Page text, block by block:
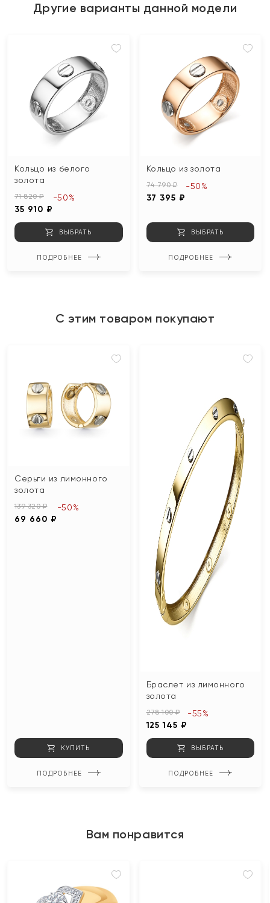
Другие варианты данной модели
Кольцо из белого
золота
71 820 ₽
35 910 ₽
-50%
ВЫБРАТЬ
ПОДРОБНЕЕ
Кольцо из золота
74 790 ₽
37 395 ₽
-50%
ВЫБРАТЬ
ПОДРОБНЕЕ
С этим товаром покупают
Серьги из лимонного
золота
139 320 ₽
69 660 ₽
-50%
КУПИТЬ
ПОДРОБНЕЕ
Браслет из лимонного
золота
278 100 ₽
125 145 ₽
-55%
ВЫБРАТЬ
ПОДРОБНЕЕ
Вам понравится